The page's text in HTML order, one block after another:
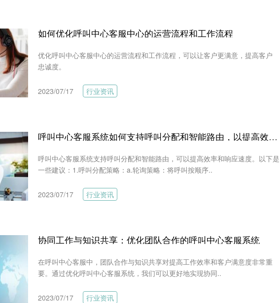
如何优化呼叫中心客服中心的运营流程和工作流程
优化呼叫中心客服中心的运营流程和工作流程，可以让客户更满意，提高客户
忠诚度。
2023/07/17 行业资讯
呼叫中心客服系统如何支持呼叫分配和智能路由，以提高效率和响应速度
呼叫中心客服系统支持呼叫分配和智能路由，可以提高效率和响应速度。以下是
一些建议：1.呼叫分配策略：a.轮询策略：将呼叫按顺序..
2023/07/17 行业资讯
协同工作与知识共享：优化团队合作的呼叫中心客服系统
在呼叫中心客服中，团队合作与知识共享对提高工作效率和客户满意度非常重
要。通过优化呼叫中心客服系统，我们可以更好地实现协同..
2023/07/17 行业资讯